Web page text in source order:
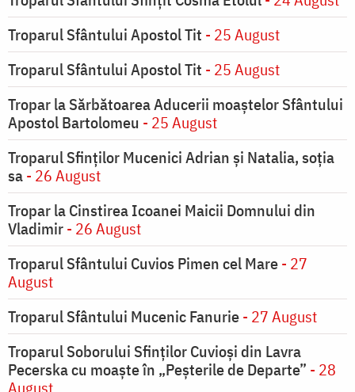
Troparul Sfântului Apostol Tit - 25 August
Troparul Sfântului Apostol Tit - 25 August
Tropar la Sărbătoarea Aducerii moaştelor Sfântului
Apostol Bartolomeu - 25 August
Troparul Sfinţilor Mucenici Adrian şi Natalia, soţia
sa- 26 August
Tropar la Cinstirea Icoanei Maicii Domnului din
Vladimir- 26 August
Troparul Sfântului Cuvios Pimen cel Mare- 27
August
Troparul Sfântului Mucenic Fanurie- 27 August
Troparul Soborului Sfinților Cuvioși din Lavra
Pecerska cu moaște în „Peșterile de Departe” - 28